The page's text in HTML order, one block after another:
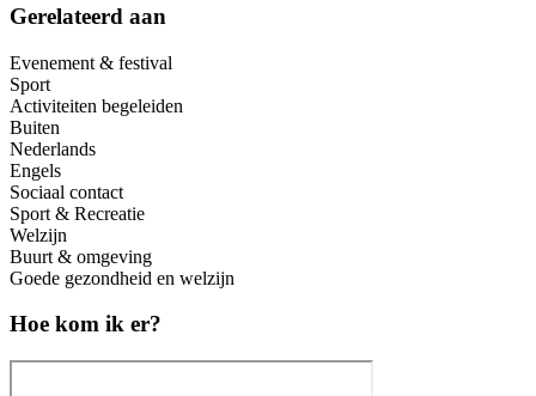
Gerelateerd aan
Evenement & festival
Sport
Activiteiten begeleiden
Buiten
Nederlands
Engels
Sociaal contact
Sport & Recreatie
Welzijn
Buurt & omgeving
Goede gezondheid en welzijn
Hoe kom ik er?